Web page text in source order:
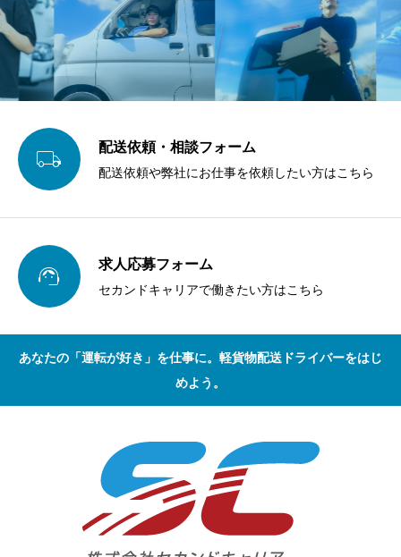
 配送依頼・相談フォーム
配送依頼や弊社にお仕事を依頼したい方はこちら
 求人応募フォーム
セカンドキャリアで働きたい方はこちら
あなたの「運転が好き」を仕事に。軽貨物配送ドライバーをはじ
めよう。